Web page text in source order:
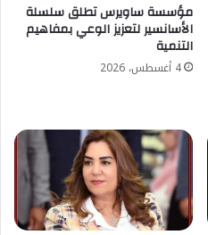
مؤسسة ساويرس تطلق سلسلة
الأسانسير لتعزيز الوعي بمفاهيم
التنمية
4 أغسطس، 2026